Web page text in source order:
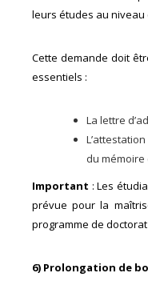
leurs études au niveau
Cette demande doit
essentiels :
La lettre
du
Important : Les
prévue pour la
programme de
6) Prolongation de